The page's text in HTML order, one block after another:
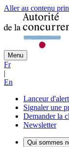
Aller au contenu
Menu
Fr
|
En
Lanceur
Signaler une
Demander la
Newsletter
Qui sommes